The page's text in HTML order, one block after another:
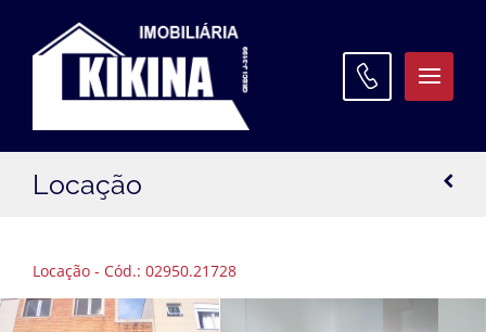
Locação
Locação - Cód.: 02950.21728
ATENDIMENTO
Filial Santa Paula:(42) 3027 9645